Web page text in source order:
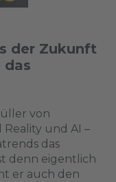
der Zukunft
das
von
und AI –
das
denn eigentlich
er auch den